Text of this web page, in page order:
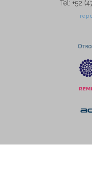
Tel: +52